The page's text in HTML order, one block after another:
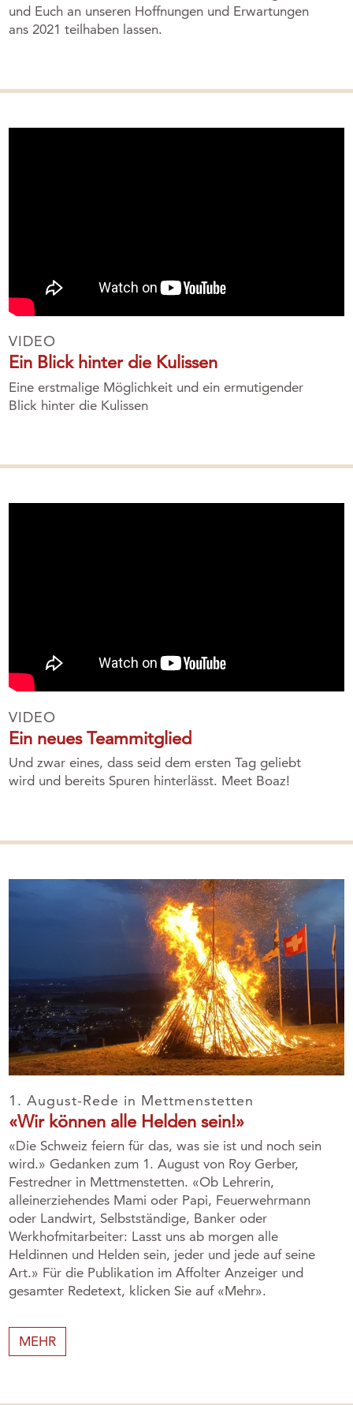
und Euch an unseren Hoffnungen und Erwartungen
ans 2021 teilhaben lassen.
VIDEO
Ein Blick hinter die Kulissen
Eine erstmalige Möglichkeit und ein ermutigender
Blick hinter die Kulissen
VIDEO
Ein neues Teammitglied
Und zwar eines, dass seid dem ersten Tag geliebt
wird und bereits Spuren hinterlässt. Meet Boaz!
1. August-Rede in Mettmenstetten
«Wir können alle Helden sein!»
«Die Schweiz feiern für das, was sie ist und noch sein
wird.» Gedanken zum 1. August von Roy Gerber,
Festredner in Mettmenstetten. «Ob Lehrerin,
alleinerziehendes Mami oder Papi, Feuerwehrmann
oder Landwirt, Selbstständige, Banker oder
Werkhofmitarbeiter: Lasst uns ab morgen alle
Heldinnen und Helden sein, jeder und jede auf seine
Art.» Für die Publikation im Affolter Anzeiger und
gesamter Redetext, klicken Sie auf «Mehr».
MEHR